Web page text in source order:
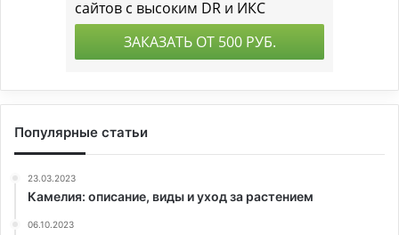
Популярные статьи
23.03.2023
Камелия: описание, виды и уход за растением
06.10.2023